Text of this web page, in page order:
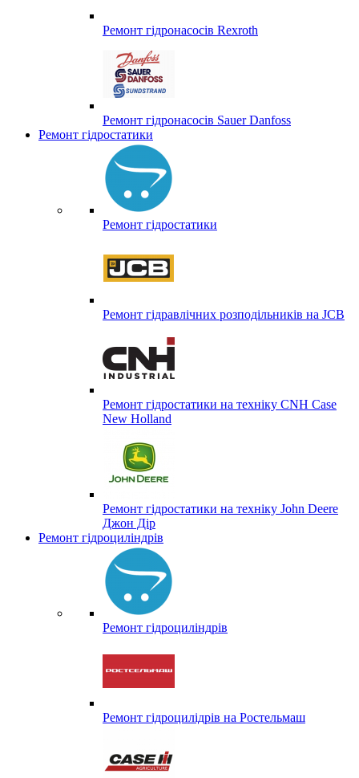
Ремонт гідронасосів Rexroth
Ремонт гідронасосів Sauer Danfoss
Ремонт гідростатики
Ремонт гідростатики
Ремонт гідравлічних розподільників на JCB
Ремонт гідростатики на техніку CNH Case
New Holland
Ремонт гідростатики на техніку John Deere
Джон Дір
Ремонт гідроциліндрів
Ремонт гідроциліндрів
Ремонт гідроцилідрів на Ростельмаш